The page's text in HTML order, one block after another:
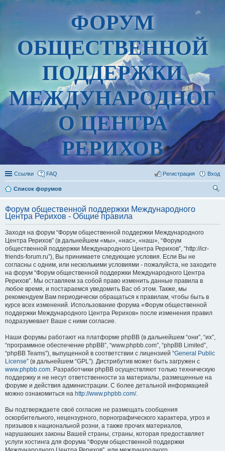
ФОРУМ
ОБЩЕСТВЕННОЙ
ПОДДЕРЖКИ
МЕЖДУНАРОДНОГ
О ЦЕНТРА
РЕРИХОВ
Ссылки FAQ Вход
Регистрация
Список форумов
Форум общественной поддержки Международного
Центра Рерихов - Общие правила
Заходя на форум “Форум общественной поддержки Международного
Центра Рерихов” (в дальнейшем «мы», «нас», «наш», “Форум
общественной поддержки Международного Центра Рерихов”, “http://icr-
friends-forum.ru”), Вы принимаете следующие условия. Если Вы не
согласны с одним, или несколькими условиями - пожалуйста, не заходите
на форум “Форум общественной поддержки Международного Центра
Рерихов”. Мы оставляем за собой право изменить данные правила в
любое время, и постараемся уведомить Вас об этом. Также, мы
рекомендуем Вам периодически обращаться к правилам, чтобы быть в
курсе всех изменений. Использование форума «Форум общественной
поддержки Международного Центра Рерихов» после изменения правил
подразумевает Ваше с ними согласие.
Наши форумы работают на платформе phpBB (в дальнейшем “они”, “их”,
“программное обеспечение phpBB”, “www.phpbb.com”, “phpBB Limited”,
“phpBB Teams”), выпущенной в соответствии с лицензией “General Public
License” (в дальнейшем “GPL”). Дистрибутив может быть загружен с
www.phpbb.com. Разработчики phpBB осуществляют только техническую
поддержку и не несут ответственности за материалы, размещенные на
форуме и действия администрации. С более детальной информацией
можно ознакомиться на http://www.phpbb.com/.
Вы подтверждаете своё согласие не размещать сообщения
оскорбительного, нецензурного, порнографического характера, угроз и
призывов к национальной розни, а также прочих материалов,
нарушаюших законы Вашей страны, страны, которая предоставляет
услуги хостинга для форума “Форум общественной поддержки